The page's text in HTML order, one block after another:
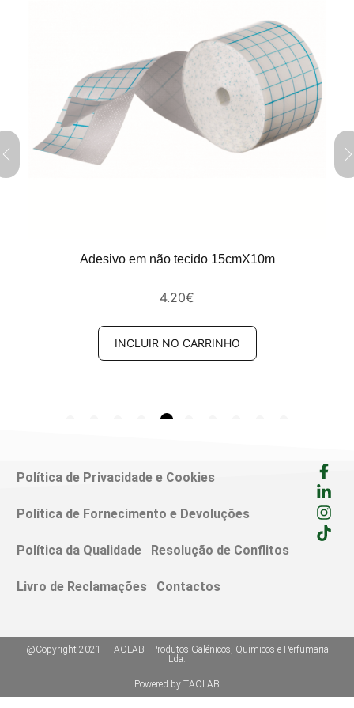
Adesivo em não tecido 15cmX10m
4.20€
INCLUIR NO CARRINHO
Política de Privacidade e Cookies
Política de Fornecimento e Devoluções
Política da Qualidade Resolução de Conflitos
Livro de Reclamações Contactos
@Copyright 2021 - TAOLAB - Produtos Galénicos, Químicos e Perfumaria
Lda.
Powered by TAOLAB